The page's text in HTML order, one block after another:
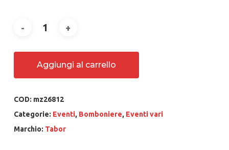
Aggiungi al carrello
COD: mz26812
Categorie: Eventi, Bomboniere, Eventi vari
Marchio: Tabor